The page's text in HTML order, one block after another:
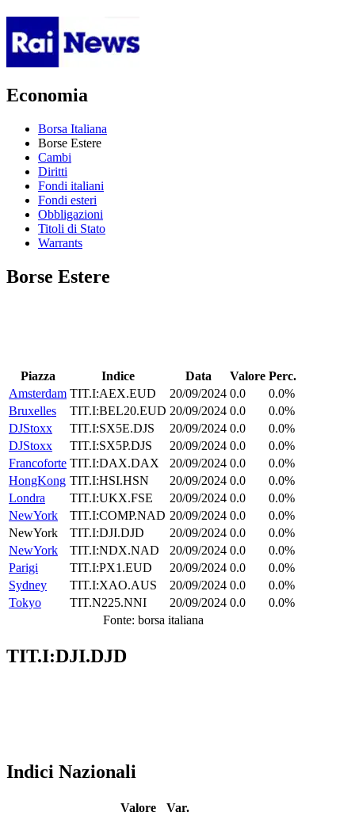
Economia
Borsa Italiana
Borse Estere
Cambi
Diritti
Fondi italiani
Fondi esteri
Obbligazioni
Titoli di Stato
Warrants
Borse Estere
Piazza Indice Data Valore Perc.
Amsterdam TIT.I:AEX.EUD 20/09/2024 0.0
0.0%
Bruxelles
TIT.I:BEL20.EUD 20/09/2024 0.0
0.0%
DJStoxx
TIT.I:SX5E.DJS 20/09/2024 0.0
0.0%
DJStoxx
TIT.I:SX5P.DJS 20/09/2024 0.0
0.0%
Francoforte TIT.I:DAX.DAX 20/09/2024 0.0
0.0%
HongKong TIT.I:HSI.HSN 20/09/2024 0.0
0.0%
Londra
TIT.I:UKX.FSE 20/09/2024 0.0
0.0%
NewYork
TIT.I:COMP.NAD 20/09/2024 0.0
0.0%
NewYork
TIT.I:DJI.DJD 20/09/2024 0.0
0.0%
NewYork
TIT.I:NDX.NAD 20/09/2024 0.0
0.0%
Parigi
TIT.I:PX1.EUD 20/09/2024 0.0
0.0%
Sydney
TIT.I:XAO.AUS 20/09/2024 0.0
0.0%
Tokyo
TIT.N225.NNI 20/09/2024 0.0
0.0%
Fonte: borsa italiana
TIT.I:DJI.DJD
Indici Nazionali
Valore
Var.